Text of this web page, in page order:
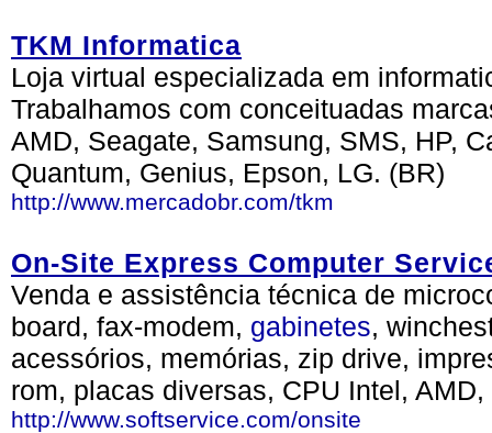
TKM Informatica
Loja virtual especializada em
Trabalhamos com conceituadas
AMD, Seagate, Samsung, SMS, HP,
Quantum, Genius, Epson, LG. (BR)
http://www.mercadobr.com/tkm
On-Site Express Computer
Venda e assistência técnica de
board, fax-modem, gabinetes,
acessórios, memórias, zip drive,
rom, placas diversas, CPU Intel,
http://www.softservice.com/onsite